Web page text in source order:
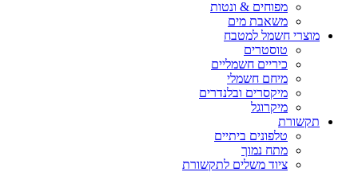
מפוחים & ונטות
משאבת מים
מוצרי חשמל למטבח
טוסטרים
כיריים חשמליים
מיחם חשמלי
מיקסרים ובלנדרים
מיקרוגל
תקשורת
טלפונים ביתיים
מתח נמוך
ציוד משלים לתקשורת